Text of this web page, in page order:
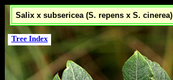
Tree Index
Salix x subsericea (S. repens x S. cinerea)